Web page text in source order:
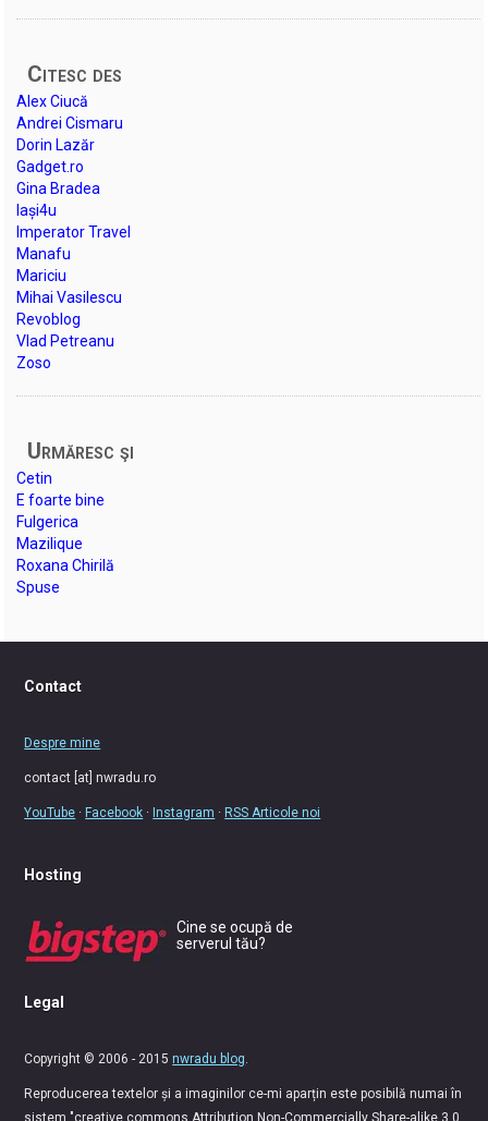
Citesc des
Alex Ciucă
Andrei Cismaru
Dorin Lazăr
Gadget.ro
Gina Bradea
Iași4u
Imperator Travel
Manafu
Mariciu
Mihai Vasilescu
Revoblog
Vlad Petreanu
Zoso
Urmăresc şi
Cetin
E foarte bine
Fulgerica
Mazilique
Roxana Chirilă
Spuse
Contact
Despre mine
contact [at] nwradu.ro
YouTube ·Facebook ·Instagram ·RSS Articole noi
Hosting
Cine se ocupă de
serverul tău?
Legal
Copyright © 2006 - 2015nwradu blog
Reproducerea textelor și a imaginilor ce-mi aparțin este posibilă numai în
sistem "creative commons Attribution Non-Commercially Share-alike 3.0